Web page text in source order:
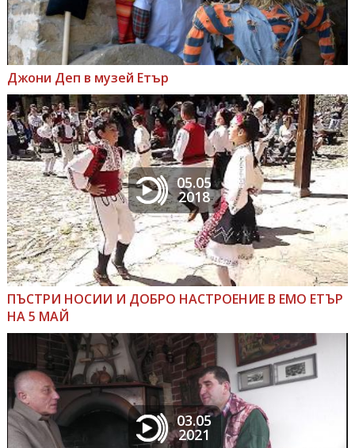
Джони Деп в музей Етър
05.05
2018
ПЪСТРИ НОСИИ И ДОБРО НАСТРОЕНИЕ В ЕМО ЕТЪР
НА 5 МАЙ
03.05
2021